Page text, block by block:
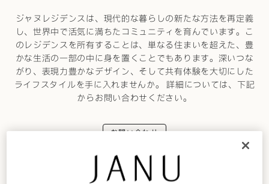
ジャヌレジデンスは、現代的な暮らしの新たな方法を再定義
し、世界中で活気に満ちたコミュニティを育んでいます。こ
のレジデンスを所有することは、単なる住まいを超えた、豊
かな生活の一部の中に身を置くことでもあります。深いつな
がり、表現力豊かなデザイン、そして共有体験を大切にした
ライフスタイルを手に入れませんか。 詳細については、下記
からお問い合わせください。
お問い合わせ